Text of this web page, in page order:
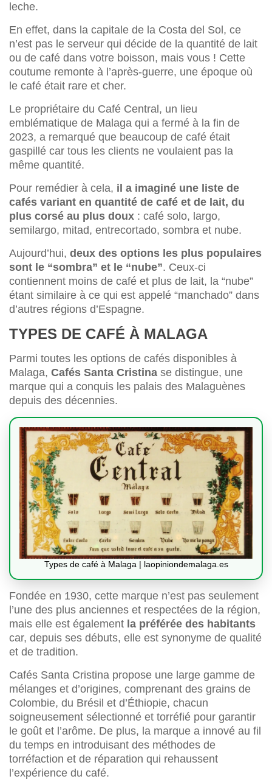
leche.
En effet, dans la capitale de la Costa del Sol, ce
n’est pas le serveur qui décide de la quantité de lait
ou de café dans votre boisson, mais vous ! Cette
coutume remonte à l’après-guerre, une époque où
le café était rare et cher.
Le propriétaire du Café Central, un lieu
emblématique de Malaga qui a fermé à la fin de
2023, a remarqué que beaucoup de café était
gaspillé car tous les clients ne voulaient pas la
même quantité.
Pour remédier à cela, il a imaginé une liste de
cafés variant en quantité de café et de lait, du
plus corsé au plus doux : café solo, largo,
semilargo, mitad, entrecortado, sombra et nube.
Aujourd’hui, deux des options les plus populaires
sont le “sombra” et le “nube”. Ceux-ci
contiennent moins de café et plus de lait, la “nube”
étant similaire à ce qui est appelé “manchado” dans
d’autres régions d’Espagne.
TYPES DE CAFÉ À MALAGA
Parmi toutes les options de cafés disponibles à
Malaga, Cafés Santa Cristina se distingue, une
marque qui a conquis les palais des Malaguènes
depuis des décennies.
Types de café à Malaga | laopiniondemalaga.es
Fondée en 1930, cette marque n’est pas seulement
l’une des plus anciennes et respectées de la région,
mais elle est également la préférée des habitants
car, depuis ses débuts, elle est synonyme de qualité
et de tradition.
Cafés Santa Cristina propose une large gamme de
mélanges et d’origines, comprenant des grains de
Colombie, du Brésil et d’Éthiopie, chacun
soigneusement sélectionné et torréfié pour garantir
le goût et l’arôme. De plus, la marque a innové au fil
du temps en introduisant des méthodes de
torréfaction et de réparation qui rehaussent
l’expérience du café.